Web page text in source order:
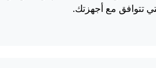
تتوافق مع أجهزتك.